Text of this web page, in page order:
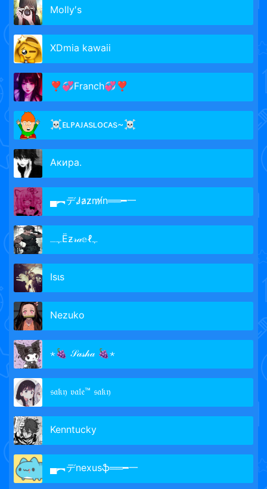
Molly′s
XDmia kawaii
❣💞Franch💞❣
☠ᴇʟᴘᴀᴊᴀsʟᴏᴄᴀs~☠
Акира.
▄︻デJ̷a̷z̷m̷í̷n══━一
ﮩـЁƶ𝓇𝒶𝕖ℓﮩ
Iѕιѕ
Nezuko
⋆🍇 𝒮𝒶𝓈𝒽𝒶 🍇⋆
𝔰𝔞𝔨𝔶 𝔳𝔞𝔩𝔢™ 𝔰𝔞𝔨𝔶
Kenntucky
▄︻デnexusֆ══━一